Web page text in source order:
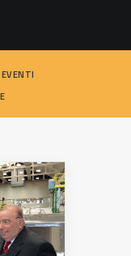
EVENTI